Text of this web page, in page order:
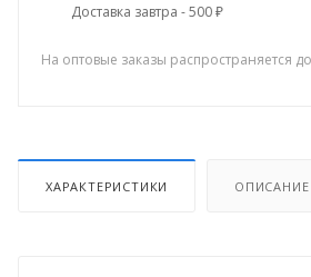
Доставка завтра - 500 ₽
На оптовые заказы распространяется
ХАРАКТЕРИСТИКИ ОПИСАНИЕ